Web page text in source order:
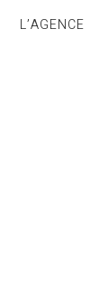
L’AGENCE